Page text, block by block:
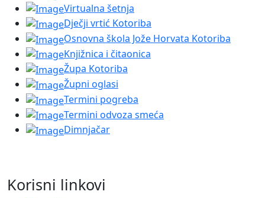
Virtualna šetnja
Dječji vrtić Kotoriba
Osnovna škola Jože Horvata Kotoriba
Knjižnica i čitaonica
Župa Kotoriba
Župni oglasi
Termini pogreba
Termini odvoza smeća
Dimnjačar
Korisni linkovi